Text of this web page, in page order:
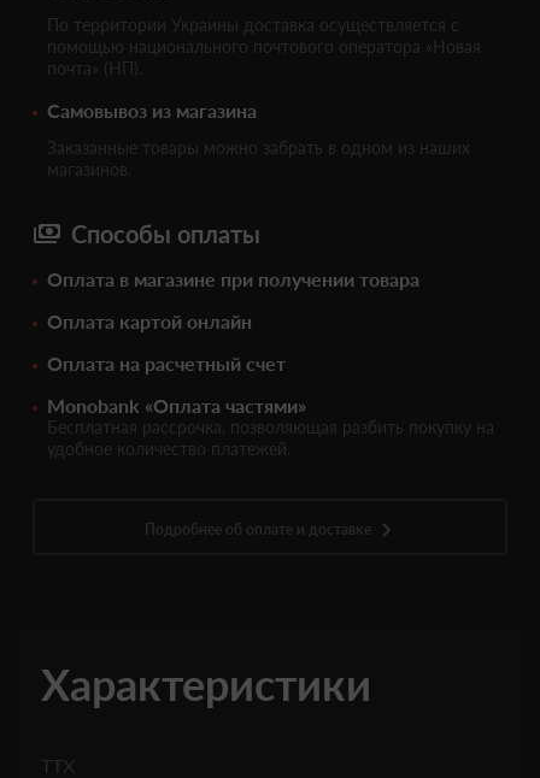
По территории Украины доставка осуществляется с
помощью национального почтового оператора «Новая
почта» (НП).
Самовывоз из магазина
Заказанные товары можно забрать в одном из наших
магазинов.
Способы оплаты
Оплата в магазине при получении товара
Оплата картой онлайн
Оплата на расчетный счет
Monobank «Оплата частями»
Бесплатная рассрочка, позволяющая разбить покупку на
удобное количество платежей.
Подробнее об оплате и доставке
Характеристики
ТТХ